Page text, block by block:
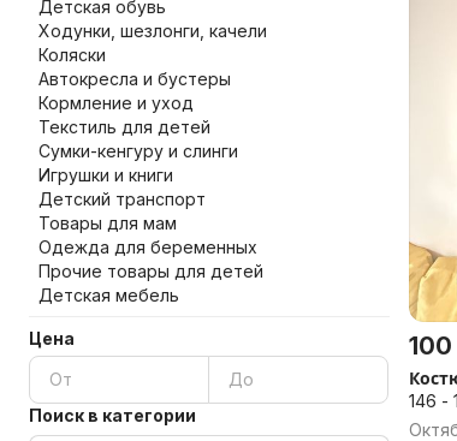
Детская обувь
Ходунки, шезлонги, качели
Коляски
Автокресла и бустеры
Кормление и уход
Текстиль для детей
Сумки-кенгуру и слинги
Игрушки и книги
Детский транспорт
Товары для мам
Одежда для беременных
Прочие товары для детей
Детская мебель
Цена
Поиск в категории
100
146 -